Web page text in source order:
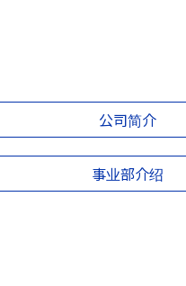
公司简介
事业部介绍